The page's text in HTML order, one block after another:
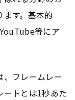
す。基本的
等にア
、フレームレー
ートとは1秒あた